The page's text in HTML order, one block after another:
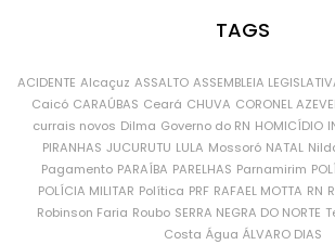
TAGS
ACIDENTE Alcaçuz ASSALTO ASSEMBLEIA
Caicó CARAÚBAS Ceará CHUVA CORONEL
currais novos Dilma Governo do RN HOMICÍDIO
PIRANHAS JUCURUTU LULA Mossoró NATAL
Pagamento PARAÍBA PARELHAS Parnamirim
POLÍCIA MILITAR Política PRF RAFAEL MOTTA RN
Robinson Faria Roubo SERRA NEGRA DO NORTE
Costa Água ÁLVARO DIAS